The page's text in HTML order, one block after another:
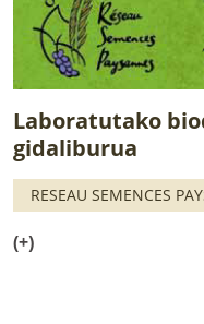
Laboratutako
gidaliburua
RESEAU SEMENCES
(+)